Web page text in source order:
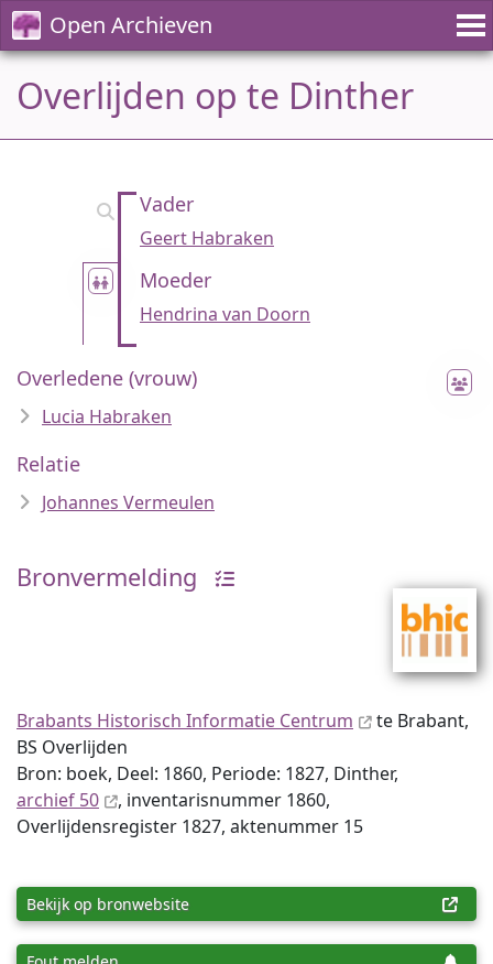
Open Archieven
Overlijden op te Dinther
Vader
Geert Habraken
Moeder
Hendrina van Doorn
Overledene (vrouw)
Lucia Habraken
Relatie
Johannes Vermeulen
Bronvermelding
Brabants Historisch Informatie Centrum
te Brabant,
BS Overlijden
Bron: boek, Deel: 1860, Periode: 1827, Dinther,
archief 50
, inventaris­num­mer 1860,
Overlijdensregister 1827, aktenummer 15
Bekijk op bronwebsite